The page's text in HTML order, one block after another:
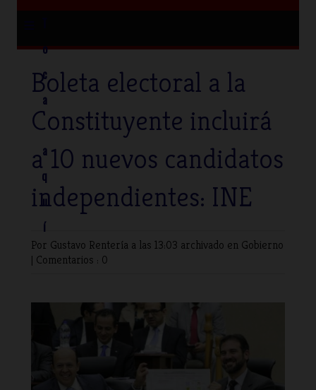
o
c
a
a
q
u
í
Boleta electoral a la
Constituyente incluirá
a 10 nuevos candidatos
independientes: INE
Por Gustavo Rentería a las 13:03 archivado en Gobierno
| Comentarios : 0